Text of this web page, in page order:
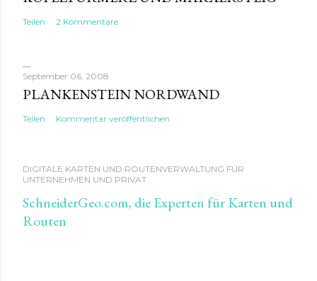
Teilen 2 Kommentare
September 06, 2008
PLANKENSTEIN NORDWAND
Teilen Kommentar veröffentlichen
DIGITALE KARTEN UND ROUTENVERWALTUNG FÜR
UNTERNEHMEN UND PRIVAT
SchneiderGeo.com, die Experten für Karten und
Routen